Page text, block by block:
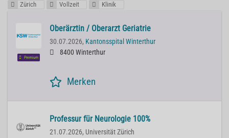
Zürich Vollzeit Klinik
Premium
Oberärztin / Oberarzt Geriatrie
30.07.2026, Kantonsspital Winterthur
8400 Winterthur
Merken
Professur für Neurologie 100%
21.07.2026, Universität Zürich